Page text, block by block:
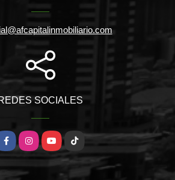
SOCIALES
InstagramYouTubeTikTok